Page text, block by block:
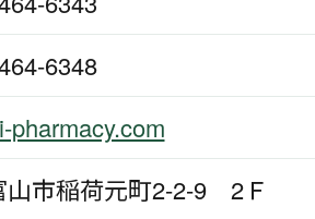
6348
pharmacy.com
山市稲荷元町2-2-9 2Ｆ